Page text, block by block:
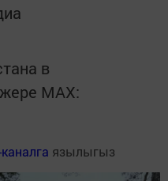
в
MАХ:
язылыгыз